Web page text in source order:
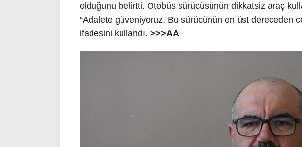
olduğunu belirtti. Otobüs sürücüsünün dikkatsiz araç
“Adalete güveniyoruz. Bu sürücünün en üst dereceden
ifadesini kullandı. >>>AA